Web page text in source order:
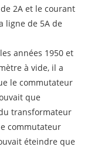
2A et le courant
ligne de 5A de
années 1950 et
à vide, il a
le commutateur
que
transformateur
commutateur
éteindre que